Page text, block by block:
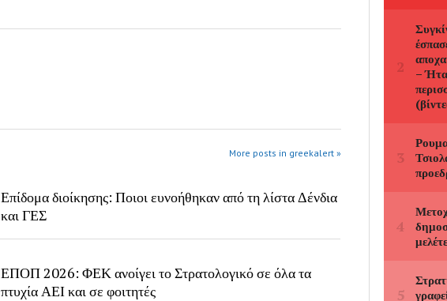
More posts in greekalert »
Επίδομα διοίκησης: Ποιοι ευνοήθηκαν από τη λίστα Δένδια
και ΓΕΣ
ΕΠΟΠ 2026: ΦΕΚ ανοίγει το Στρατολογικό σε όλα τα
πτυχία ΑΕΙ και σε φοιτητές